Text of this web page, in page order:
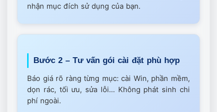
nhận mục đích sử dụng của bạn.
Bước 2 – Tư vấn gói cài đặt phù hợp
Báo giá rõ ràng từng mục: cài Win, phần mềm,
dọn rác, tối ưu, sửa lỗi… Không phát sinh chi
phí ngoài.